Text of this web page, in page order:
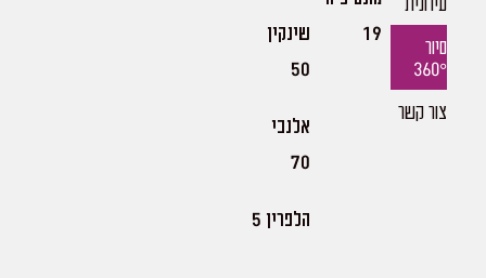
סיור
360°
צור קשר
19
שינקין
50
אלנבי
70
הלפרין 5